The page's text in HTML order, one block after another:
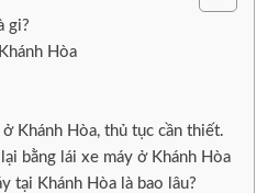
gi?
Hòa
Khánh Hòa, thủ tục cần thiết.
bằng lái xe máy ở Khánh Hòa
tại Khánh Hòa là bao lâu?